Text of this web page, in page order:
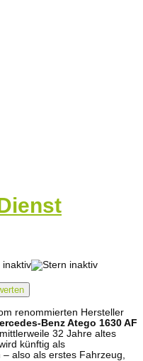
renommierten Hersteller
Benz Atego 1630 AF
32 Jahre altes
künftig als
– also als erstes Fahrzeug,